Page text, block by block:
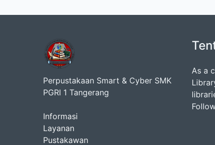
Perpustakaan Smart & Cyber SMK
PGRI 1 Tangerang
Informasi
Layanan
Pustakawan
As a